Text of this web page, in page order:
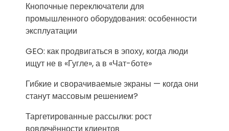
Кнопочные переключатели для
промышленного оборудования: особенности
эксплуатации
GEO: как продвигаться в эпоху, когда люди
ищут не в «Гугле», а в «Чат-боте»
Гибкие и сворачиваемые экраны — когда они
станут массовым решением?
Таргетированные рассылки: рост